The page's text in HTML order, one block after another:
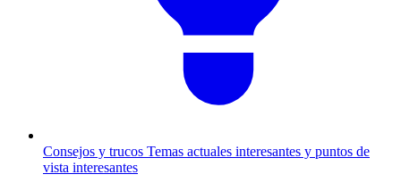
Consejos y trucos Temas actuales interesantes y puntos de
vista interesantes